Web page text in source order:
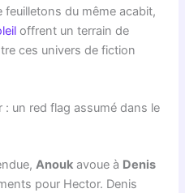
feuilletons du même acabit,
offrent un terrain de
ces univers de fiction
: un red flag assumé dans le
Anouk avoue à Denis
pour Hector. Denis